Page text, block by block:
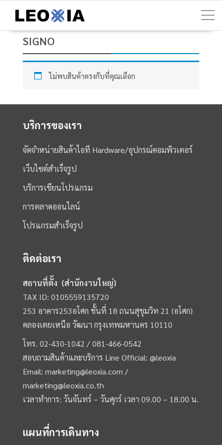
content
SIGNO
ไม่พบสินค้าตรงกับที่คุณเลือก
บริการของเรา
จัดจำหน่ายสินค้าไอที Hardware/อุปกรณ์คอมพิวเตอร์
เว็บไซต์สำเร็จรูป
บริการเขียนโปรแกรม
การตลาดออนไลน์
โปรแกรมสำเร็จรูป
ติดต่อเรา
สถานที่ตั้ง (สำนักงานใหญ่)
TAX ID: 0105559135720
253 อาคาร253อโศก ชั้นที่ 18 ถนนสุขุมวิท 21 (อโศก)
คลองเตยเหนือ วัฒนา กรุงเทพมหานคร 10110
โทร.02-430-1042 /081-466-0542
สอบถามสินค้าและบริการ Line Official:@leoxia
Email:marketing@leoxia.com /
marketing@leoxia.co.th
เวลาทำการ: วันจันทร์ – วันศุกร์ เวลา 09.00 – 18.00 น.
แผนที่การเดินทาง